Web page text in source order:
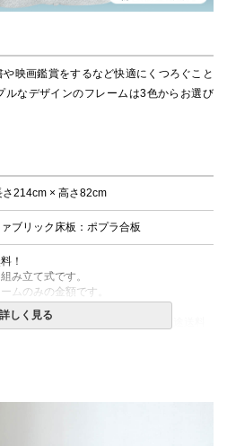
映画鑑賞をするなど快適にくつろぐこと
ルなデザインのフレームは3色からお選び
214cm × 高さ82cm
ブリック床板：ポプラ合板
！
み立て式です。
ムのみの金額です。
！
・離島等一部地域へのお届けは別途送料
詳しく見る